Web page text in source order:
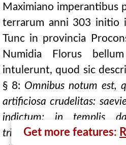
Get more features:
Maximiano imperantibus
terrarum anni 303 initio
Tunc in provincia
Numidia Florus
intulerunt, quod sic
§ 8: Omnibus notum est,
artificiosa crudelitas:
indictum; in templis
triumphabat; immundis